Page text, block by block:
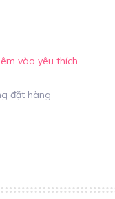
vào yêu thích
đặt hàng